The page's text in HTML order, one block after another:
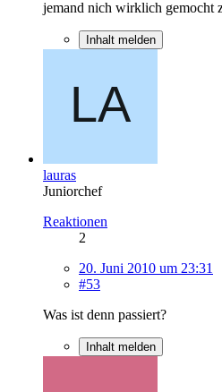
jemand nich wirklich gemocht
Inhalt melden
lauras
Juniorchef
Reaktionen
2
20. Juni 2010 um 23:31
#53
Was ist denn passiert?
Inhalt melden